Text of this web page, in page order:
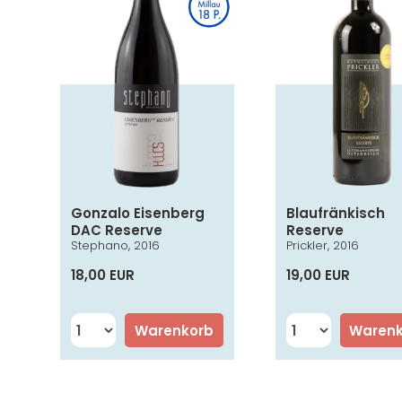
Gonzalo Eisenberg
DAC Reserve
Stephano, 2016
18,00 EUR
Warenkorb
Blaufränkisch
Reserve
Prickler, 2016
19,00 EUR